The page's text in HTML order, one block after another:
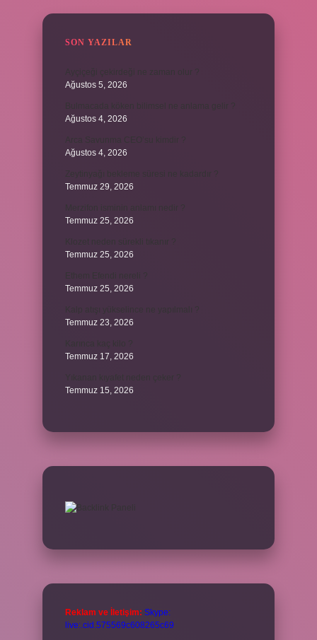
SON YAZILAR
Ağustos 5, 2026
Ağustos 4, 2026
Ağustos 4, 2026
Temmuz 29, 2026
Temmuz 25, 2026
Temmuz 25, 2026
Temmuz 25, 2026
Temmuz 23, 2026
Temmuz 17, 2026
Temmuz 15, 2026
Reklam ve İletişim: Skype:
live:.cid.575569c608265c69